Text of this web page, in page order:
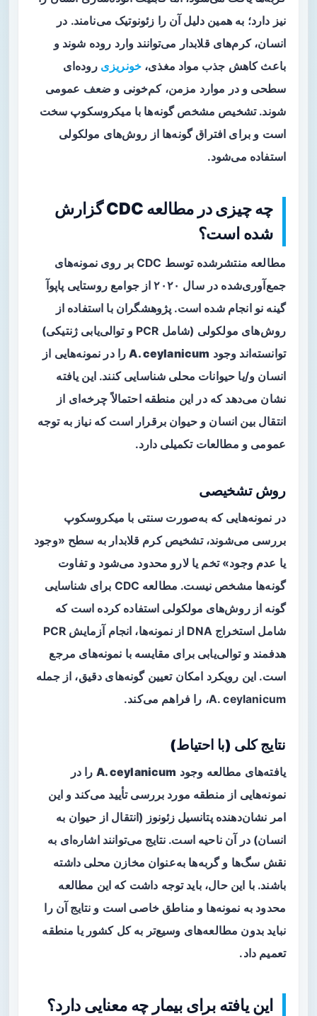
نیز دارد؛ به همین دلیل آن را زئونوتیک می‌نامند. در
انسان، کرم‌های قلابدار می‌توانند وارد روده شوند و
باعث کاهش جذب مواد مغذی، خونریزی روده‌ای
سطحی و در موارد مزمن،کم‌خونی و ضعف عمومی
شوند. تشخیص مشخص گونه‌ها با میکروسکوپ سخت
است و برای افتراق گونه‌ها از روش‌های مولکولی
استفاده می‌شود.
چه چیزی در مطالعه CDC گزارش
شده است؟
مطالعه منتشرشده توسط CDC بر روی نمونه‌های
جمع‌آوری‌شده در سال ۲۰۲۰ از جوامع روستایی پاپوآ
گینه نو انجام شده است. پژوهشگران با استفاده از
روش‌های مولکولی (شامل PCR و توالی‌یابی ژنتیکی)
توانسته‌اند وجود A. ceylanicumرا در نمونه‌هایی از
انسان و/یا حیوانات محلی شناسایی کنند. این یافته
نشان می‌دهد که در این منطقه احتمالاً چرخه‌ای از
انتقال بین انسان و حیوان برقرار است که نیاز به توجه
عمومی و مطالعات تکمیلی دارد.
روش تشخیصی
در نمونه‌هایی که به‌صورت سنتی با میکروسکوپ
بررسی می‌شوند، تشخیص کرم قلابدار به سطح «وجود
یا عدم وجود» تخم یا لارو محدود می‌شود و تفاوت
گونه‌ها مشخص نیست. مطالعه CDC برای شناسایی
گونه ازروش‌های مولکولی استفاده کرده است که
شامل استخراج DNA از نمونه‌ها، انجام آزمایش PCR
هدفمند و توالی‌یابی برای مقایسه با نمونه‌های مرجع
است. این رویکرد امکان تعیین گونه‌های دقیق، از جمله
A. ceylanicum، را فراهم می‌کند.
نتایج کلی (با احتیاط)
یافته‌های مطالعه وجود A. ceylanicum را در
نمونه‌هایی از منطقه مورد بررسی تأیید می‌کند و این
امر نشان‌دهندهپتانسیل زئونوز (انتقال از حیوان به
انسان) در آن ناحیه است. نتایج می‌توانند اشاره‌ای به
نقش سگ‌ها و گربه‌ها به‌عنوان مخازن محلی داشته
باشند. با این حال، باید توجه داشت که این مطالعه
محدود به نمونه‌ها و مناطق خاصی است و نتایج آن را
نباید بدون مطالعه‌های وسیع‌تر به کل کشور یا منطقه
تعمیم داد.
این یافته برای بیمار چه معنایی دارد؟